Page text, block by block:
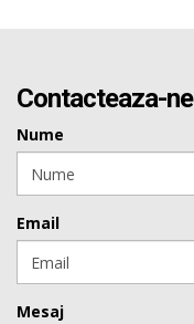
Contacteaza-ne
Nume
Email
Mesaj